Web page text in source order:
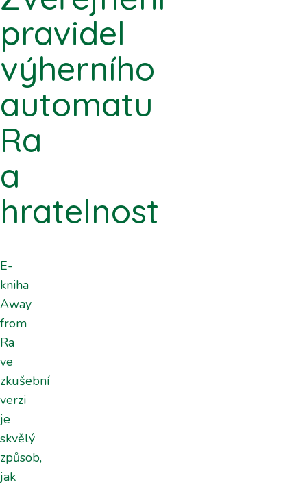
pravidel
výherního
automatu
Ra
a
hratelnost
E-
kniha
Away
from
Ra
ve
zkušební
verzi
je
skvělý
způsob,
jak